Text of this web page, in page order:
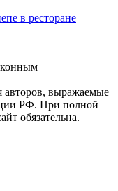
в ресторане
авторов, выражаемые
РФ. При полной
обязательна.